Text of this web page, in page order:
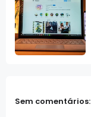
Sem comentários: